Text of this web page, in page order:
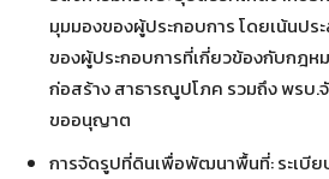
มุมมองของผู้ประกอบการ โดยเน้นป
ของผู้ประกอบการที่เกี่ยวข้องกับกฎ
ก่อสร้าง สาธารณูปโภค รวมถึง พรบ.
ขออนุญาต
การจัดรูปที่ดินเพื่อพัฒนาพื้นที่: ระเบีย